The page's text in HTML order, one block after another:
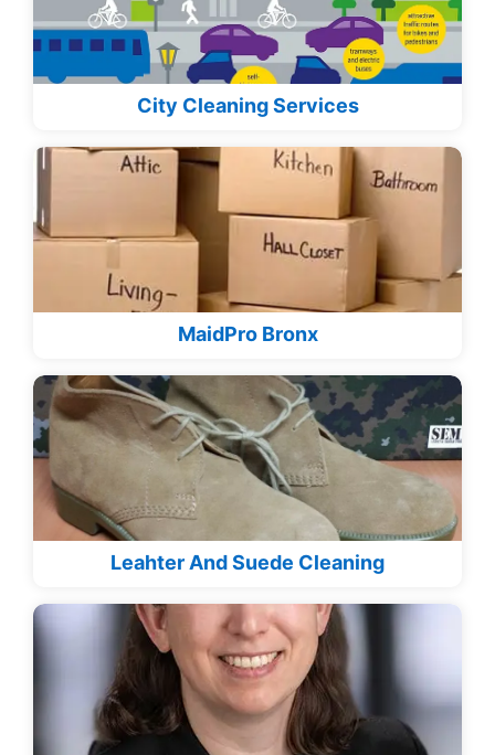
City Cleaning Services
MaidPro Bronx
Leahter And Suede Cleaning